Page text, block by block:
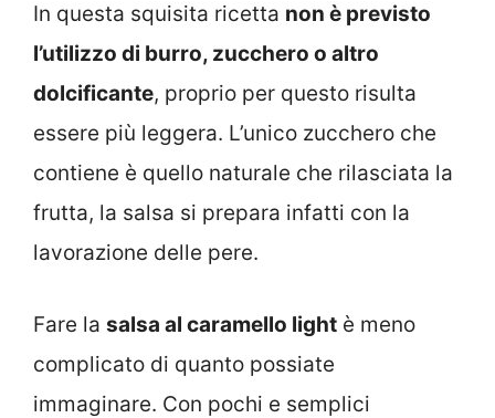
In questa squisita ricetta non è previsto
l’utilizzo di burro, zucchero o altro
dolcificante, proprio per questo risulta
essere più leggera. L’unico zucchero che
contiene è quello naturale che rilasciata la
frutta, la salsa si prepara infatti con la
lavorazione delle pere.
Fare la salsa al caramello light è meno
complicato di quanto possiate
immaginare. Con pochi e semplici